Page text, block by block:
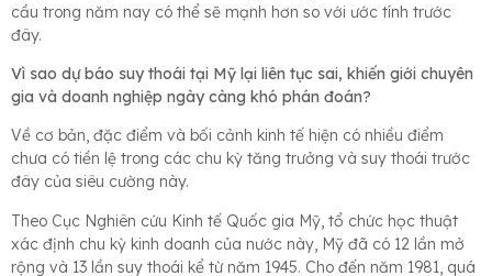
cầu trong năm nay có thể sẽ mạnh hơn so với ước tính trước
đây.
Vì sao dự báo suy thoái tại Mỹ lại liên tục sai, khiến giới chuyên
gia và doanh nghiệp ngày càng khó phán đoán?
Về cơ bản, đặc điểm và bối cảnh kinh tế hiện có nhiều điểm
chưa có tiền lệ trong các chu kỳ tăng trưởng và suy thoái trước
đây của siêu cường này.
Theo Cục Nghiên cứu Kinh tế Quốc gia Mỹ, tổ chức học thuật
xác định chu kỳ kinh doanh của nước này, Mỹ đã có 12 lần mở
rộng và 13 lần suy thoái kể từ năm 1945. Cho đến năm 1981, quá